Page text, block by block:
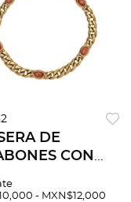
DE
CON
AMARILLO DE
- MXN$12,000